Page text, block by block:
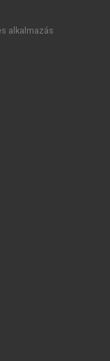
alkalmazás